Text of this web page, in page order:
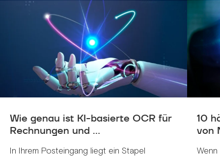
Wie genau ist KI-basierte OCR für
Rechnungen und ...
In Ihrem Posteingang liegt ein Stapel
10
von